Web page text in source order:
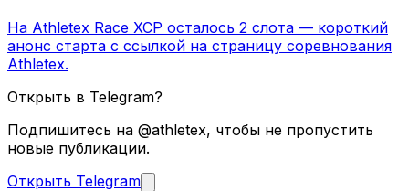
На Athletex Race XCP осталось 2 слота — короткий
анонс старта с ссылкой на страницу соревнования
Athletex.
Открыть в Telegram?
Подпишитесь на @athletex, чтобы не пропустить
новые публикации.
Открыть Telegram